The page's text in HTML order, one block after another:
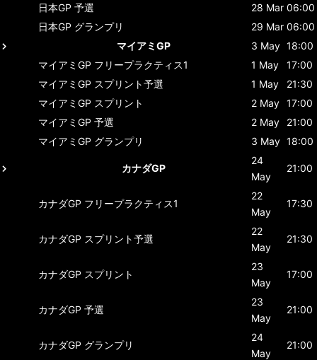
日本GP 予選 28 Mar 06:00
日本GP グランプリ 29 Mar 06:00
マイアミGP
3 May 18:00
マイアミGP フリープラクティス1 1 May
17:00
マイアミGP スプリント予選 1 May
21:30
マイアミGP スプリント 2 May 17:00
マイアミGP 予選 2 May
21:00
マイアミGP グランプリ 3 May 18:00
カナダGP
24
May
21:00
カナダGP フリープラクティス1
22
May
17:30
カナダGP スプリント予選
22
May
21:30
カナダGP スプリント
23
May
17:00
カナダGP 予選
23
May
21:00
カナダGP グランプリ
24
May
21:00